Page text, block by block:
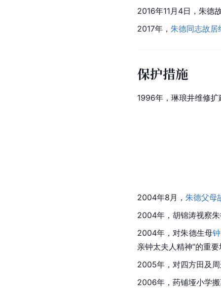
2016年11月4日，朱德
2017年， 朱德同志故居
保护措施
1996年， 琳琅井维修扩
2004年8月， 朱德父母
2004年，胡锦涛视察
2004年，对朱德生母
亲钟太夫人精神”的重
2005年，对四方田及
2006年，药铺垭小学